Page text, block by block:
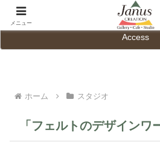
Access
ホーム スタジオ
「フェルトのデザインワ
メニュー